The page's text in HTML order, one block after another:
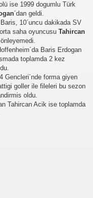
ise 1999 dogumlu Türk
´dan geldi.
10´uncu dakikada SV
saha oyuncusu Tahircan
Baris Erdogan
toplamda 2 kez
Gencleri´nde forma giyen
goller ile fileleri bu sezon
oldu.
Tahircan Acik ise toplamda